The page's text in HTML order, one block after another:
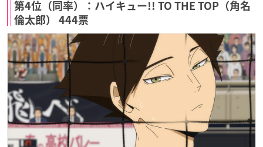
第4位（同率）：ハイキュー!! TO THE TOP（角名
倫太郎） 444票